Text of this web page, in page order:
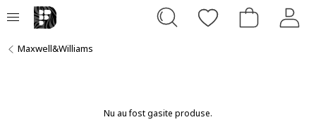
Maxwell&Williams
Nu au fost gasite produse.